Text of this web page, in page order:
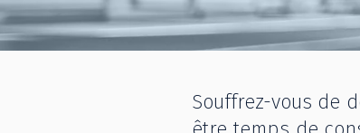
Souffrez-vous de